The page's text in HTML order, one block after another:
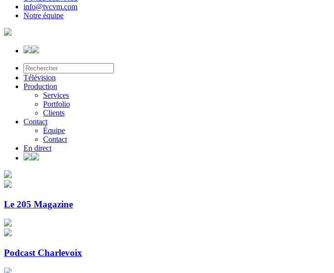
info@tvcvm.com
Notre équipe
Télévision
Production
Services
Portfolio
Clients
Contact
Équipe
Contact
En direct
Le 205 Magazine
Podcast Charlevoix